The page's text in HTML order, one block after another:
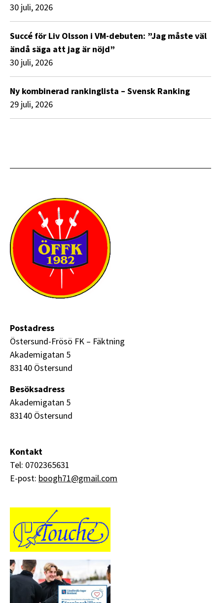
30 juli, 2026
Succé för Liv Olsson i VM-debuten: ”Jag måste väl
ändå säga att jag är nöjd”
30 juli, 2026
Ny kombinerad rankinglista – Svensk Ranking
29 juli, 2026
Postadress
Östersund-Frösö FK – Fäktning
Akademigatan 5
83140 Östersund
Besöksadress
Akademigatan 5
83140 Östersund
Kontakt
Tel: 0702365631
E-post: boogh71@gmail.com